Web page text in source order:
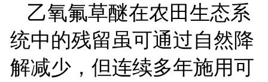
乙氧氟草醚在农田生态系
统中的残留虽可通过自然降
解减少，但连续多年施用可